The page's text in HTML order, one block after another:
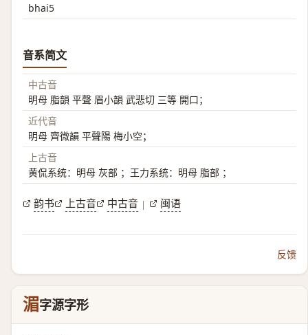
bhai5
音系简文
中古音
明母 脂韻 平聲 眉小韻 武悲切 三等 開口；
近代音
明母 齊微韻 平聲陽 梅小空；
上古音
黄侃系统：明母 灰部 ；王力系统：明母 脂部 ；
韵书 上古音 中古音 | 闽语
反馈
湄字源字形